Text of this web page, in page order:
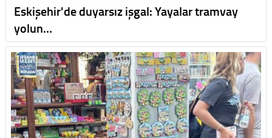
Eskişehir'de duyarsız işgal: Yayalar tramvay
yolun…